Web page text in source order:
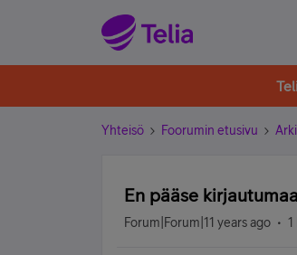
Yhteisö Foorumin etusivu
En pääse
Forum|Forum|11 years ago